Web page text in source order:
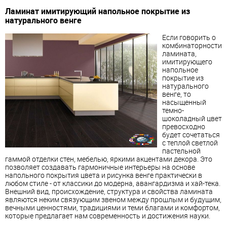
Ламинат имитирующий напольное покрытие из
натурального венге
Если говорить о
комбинаторности
ламината,
имитирующего
напольное
покрытие из
натурального
венге, то
насыщенный
темно-
шоколадный цвет
превосходно
будет сочетаться
с теплой светлой
пастельной
гаммой отделки стен, мебелью, яркими акцентами декора. Это
позволяет создавать гармоничные интерьеры на основе
напольного покрытия цвета и рисунка венге практически в
любом стиле - от классики до модерна, авангардизма и хай-тека.
Внешний вид, происхождение, структура и свойства ламината
являются неким связующим звеном между прошлым и будущим,
вечными ценностями, традициями и теми благами и комфортом,
которые предлагает нам современность и достижения науки.